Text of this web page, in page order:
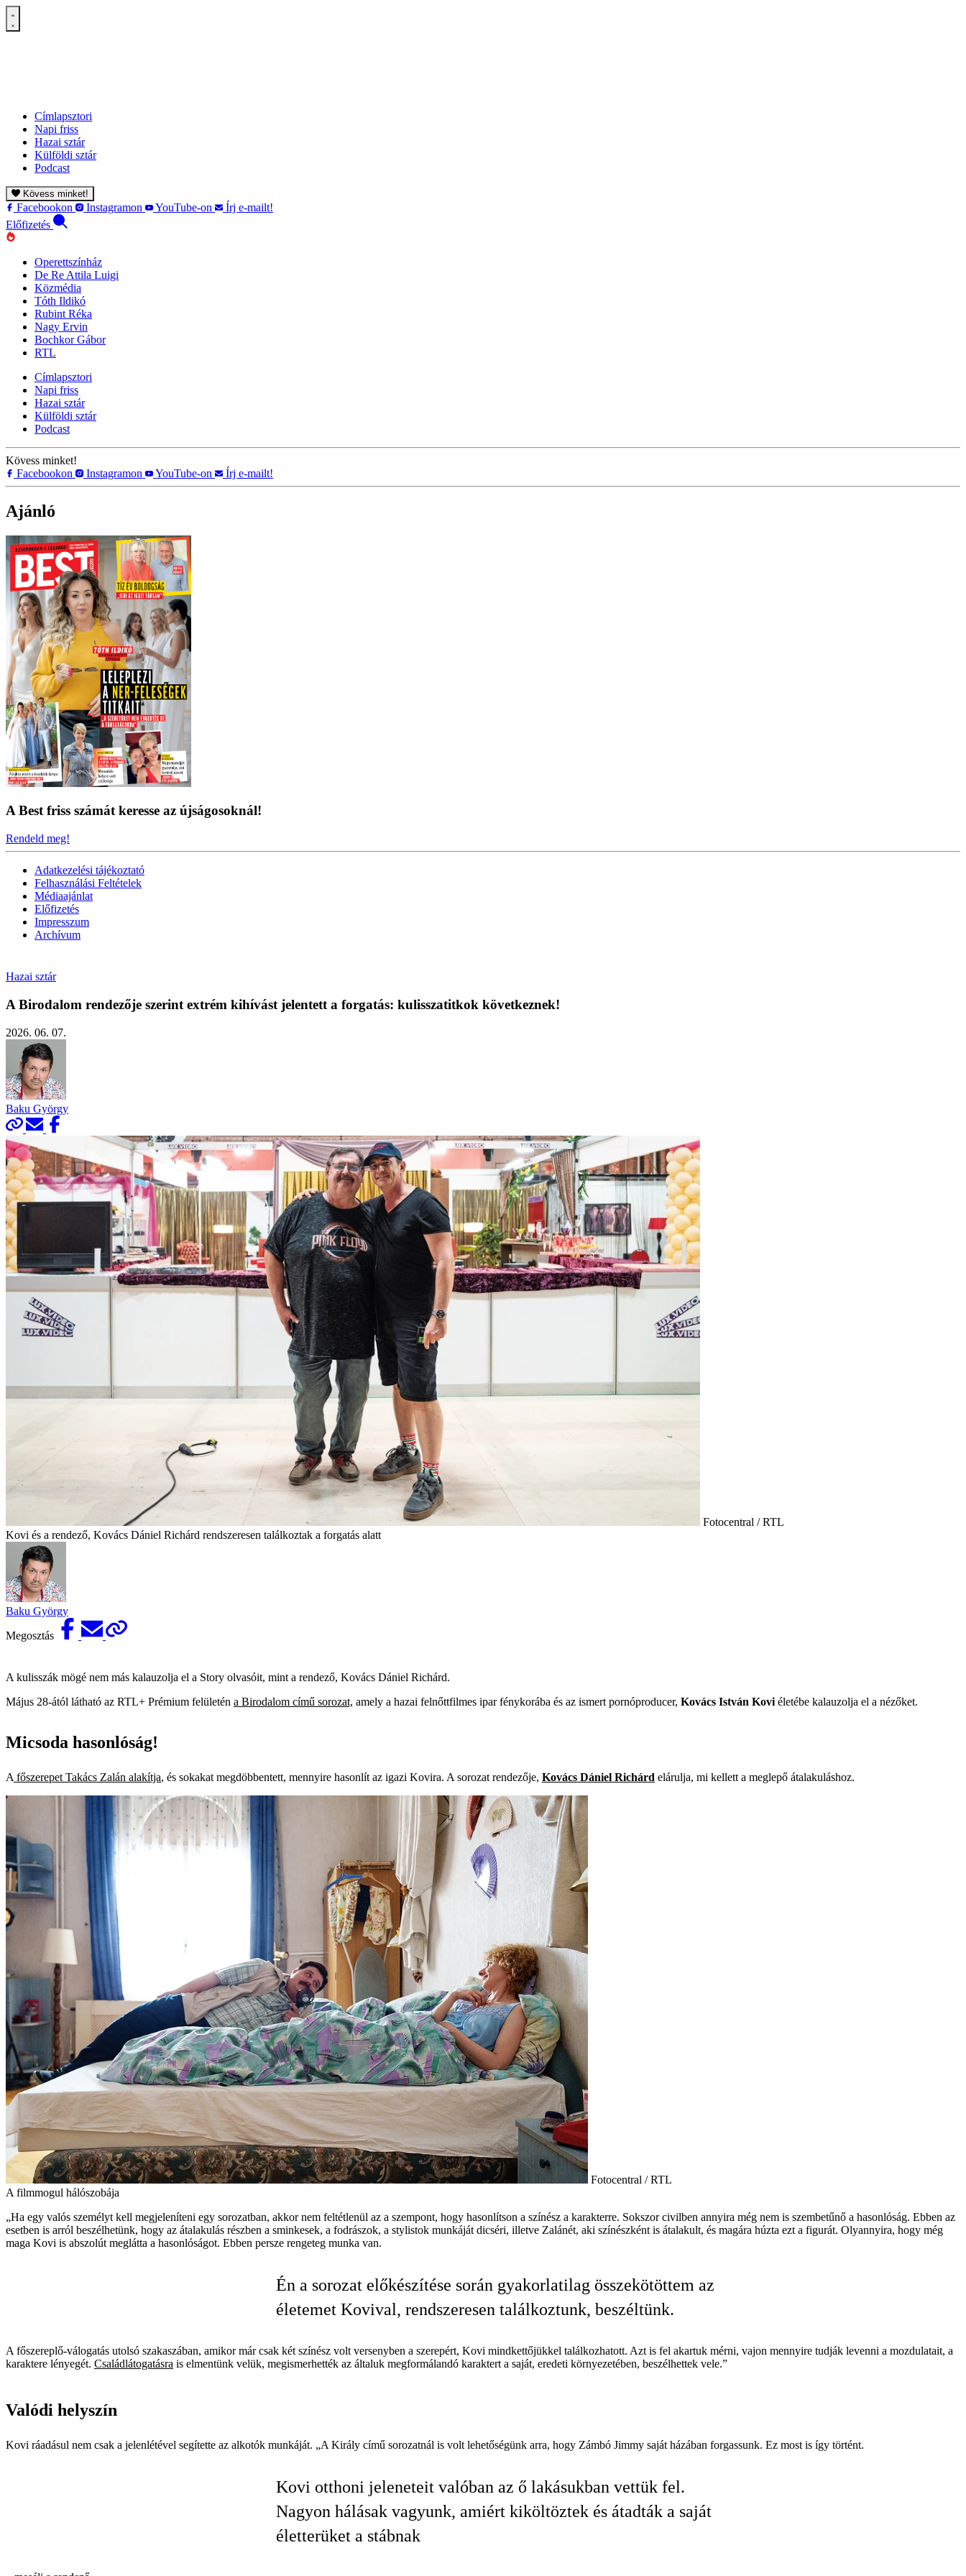
Címlapsztori
Napi friss
Hazai sztár
Külföldi sztár
Podcast
Kövess minket!
Facebookon Instagramon YouTube-on
Írj e-mailt!
Előfizetés
Operettszínház
De Re Attila Luigi
Közmédia
Tóth Ildikó
Rubint Réka
Nagy Ervin
Bochkor Gábor
RTL
Címlapsztori
Napi friss
Hazai sztár
Külföldi sztár
Podcast
Kövess minket!
Facebookon
Instagramon YouTube-on Írj e-mailt!
Ajánló
A Best friss számát keresse az újságosoknál!
Rendeld meg!
Adatkezelési tájékoztató
Felhasználási Feltételek
Médiaajánlat
Előfizetés
Impresszum
Archívum
Hazai sztár
A Birodalom rendezője szerint extrém kihívást jelentett a forgatás: kulisszatitkok következnek!
2026. 06. 07.
Baku György
Fotocentral / RTL
Kovi és a rendező, Kovács Dániel Richárd rendszeresen találkoztak a forgatás alatt
Baku György
Megosztás
A kulisszák mögé nem más kalauzolja el a Story olvasóit, mint a rendező, Kovács Dániel Richárd.
Május 28-ától látható az RTL+ Prémium felületén a Birodalom című sorozat, amely a hazai felnőttfilmes ipar fénykorába és az ismert pornóproducer, Kovács István Kovi életébe kalauzolja el a nézőket.
Micsoda hasonlóság!
A főszerepet Takács Zalán alakítja, és sokakat megdöbbentett, mennyire hasonlít az igazi Kovira. A sorozat rendezője, Kovács Dániel Richárd elárulja, mi kellett a meglepő átalakuláshoz.
Fotocentral / RTL
A filmmogul hálószobája
„Ha egy valós személyt kell megjeleníteni egy sorozatban, akkor nem feltétlenül az a szempont, hogy hasonlítson a színész a karakterre. Sokszor civilben annyira még nem is szembetűnő a hasonlóság. Ebben az
esetben is arról beszélhetünk, hogy az átalakulás részben a sminkesek, a fodrászok, a stylistok munkáját dicséri, illetve Zalánét, aki színészként is átalakult, és magára húzta ezt a figurát. Olyannyira, hogy még
maga Kovi is abszolút meglátta a hasonlóságot. Ebben persze rengeteg munka van.
Én a sorozat előkészítése során gyakorlatilag összekötöttem az
életemet Kovival, rendszeresen találkoztunk, beszéltünk.
A főszereplő-válogatás utolsó szakaszában, amikor már csak két színész volt versenyben a szerepért, Kovi mindkettőjükkel találkozhatott. Azt is fel akartuk mérni, vajon mennyire tudják levenni a mozdulatait, a
karaktere lényegét. Családlátogatásra is elmentünk velük, megismerhették az általuk megformálandó karaktert a saját, eredeti környezetében, beszélhettek vele.”
Valódi helyszín
Kovi ráadásul nem csak a jelenlétével segítette az alkotók munkáját. „A Király című sorozatnál is volt lehetőségünk arra, hogy Zámbó Jimmy saját házában forgassunk. Ez most is így történt.
Kovi otthoni jeleneteit valóban az ő lakásukban vettük fel.
Nagyon hálásak vagyunk, amiért kiköltöztek és átadták a saját
életterüket a stábnak